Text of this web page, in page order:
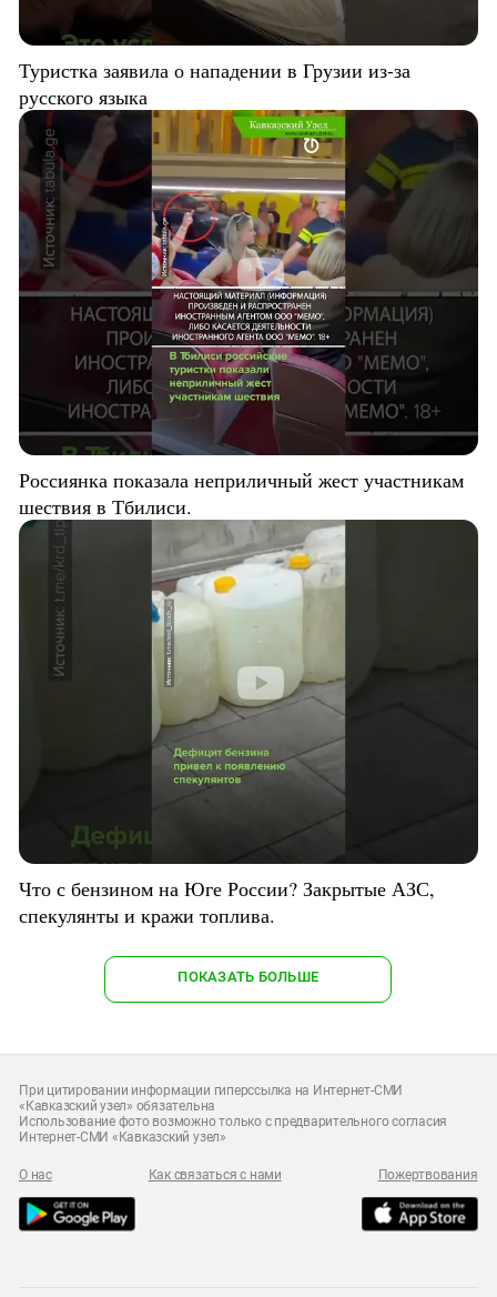
Туристка заявила о нападении в Грузии из-за
русского языка
Россиянка показала неприличный жест участникам
шествия в Тбилиси.
Что с бензином на Юге России? Закрытые АЗС,
спекулянты и кражи топлива.
ПОКАЗАТЬ БОЛЬШЕ
При цитировании информации гиперссылка на Интернет-СМИ
«Кавказский узел» обязательна
Использование фото возможно только с предварительного согласия
Интернет-СМИ «Кавказский узел»
О нас Как связаться с нами Пожертвования